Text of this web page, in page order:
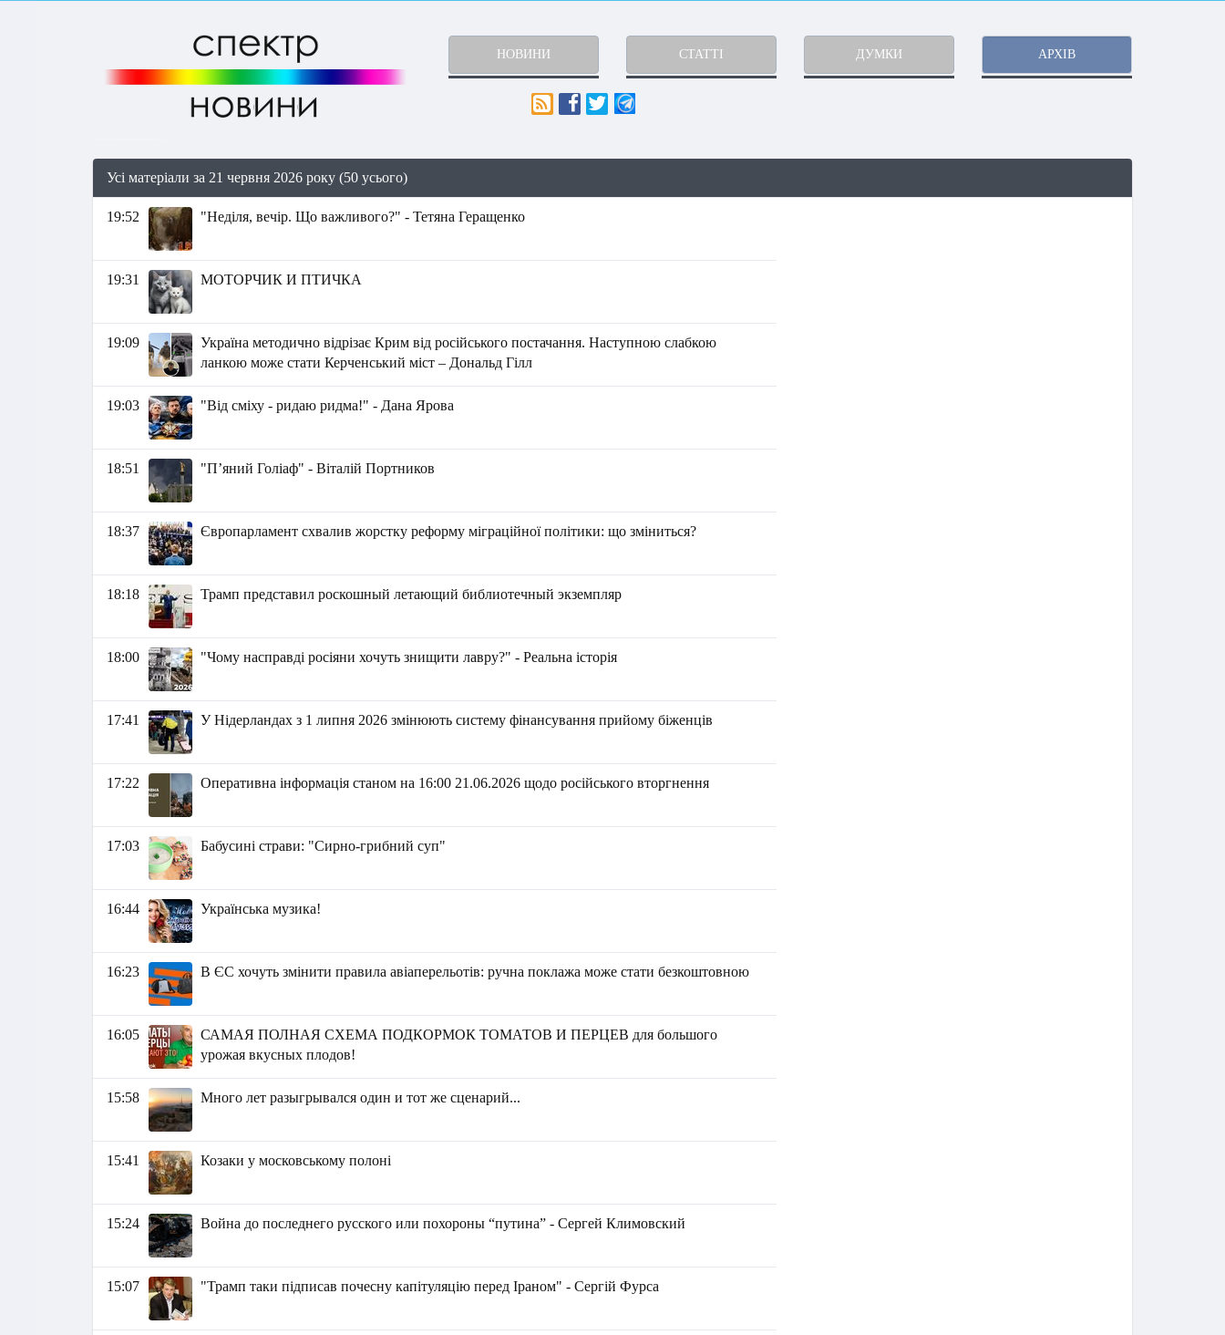
НОВИНИ СТАТТІ ДУМКИ АРХІВ
Усі матеріали за 21 червня 2026 року (50 усього)
19:52 "Неділя, вечір. Що важливого?" - Тетяна Геращенко
19:31 МОТОРЧИК И ПТИЧКА
19:09
Україна методично відрізає Крим від російського постачання. Наступною слабкою
ланкою може стати Керченський міст – Дональд Гілл
19:03 "Від сміху - ридаю ридма!" - Дана Ярова
18:51 "П’яний Голіаф" - Віталій Портников
18:37 Європарламент схвалив жорстку реформу міграційної політики: що зміниться?
18:18 Трамп представил роскошный летающий библиотечный экземпляр
18:00 "Чому насправді росіяни хочуть знищити лавру?" - Реальна історія
17:41 У Нідерландах з 1 липня 2026 змінюють систему фінансування прийому біженців
17:22 Оперативна інформація станом на 16:00 21.06.2026 щодо російського вторгнення
17:03 Бабусині страви: "Сирно-грибний суп"
16:44 Українська музика!
16:23 В ЄС хочуть змінити правила авіаперельотів: ручна поклажа може стати безкоштовною
16:05
САМАЯ ПОЛНАЯ СХЕМА ПОДКОРМОК ТОМАТОВ И ПЕРЦЕВ для большого
урожая вкусных плодов!
15:58 Много лет разыгрывался один и тот же сценарий...
15:41 Козаки у московському полоні
15:24 Война до последнего русского или похороны “путина” - Сергей Климовский
15:07 "Трамп таки підписав почесну капітуляцію перед Іраном" - Сергій Фурса